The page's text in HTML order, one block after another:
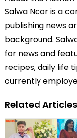
Salwa Noor is a
publishing news
background.
for news and
recipes, daily life
currently
Related Articles